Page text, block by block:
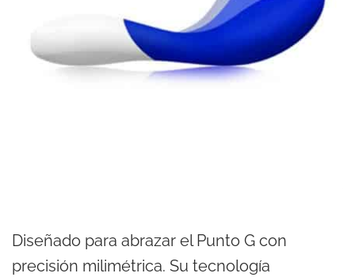
Diseñado para abrazar el Punto G con
precisión milimétrica. Su tecnología